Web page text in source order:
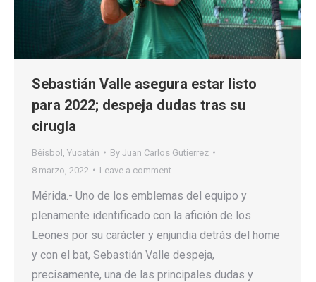
Sebastián Valle asegura estar listo
para 2022; despeja dudas tras su
cirugía
Béisbol Yucatán By Juan Carlos Gutierrez
8 marzo, 2022
Leave a comment
Mérida.- Uno de los emblemas del equipo y
plenamente identificado con la afición de los
Leones por su carácter y enjundia detrás del home
y con el bat, Sebastián Valle despeja,
precisamente, una de las principales dudas y